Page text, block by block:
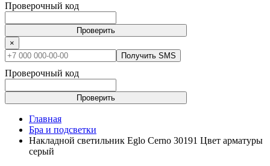
Проверочный код
Проверить
×
Получить SMS
Проверочный код
Проверить
Главная
Бра и подсветки
Накладной светильник Eglo Cerno 30191 Цвет арматуры
серый